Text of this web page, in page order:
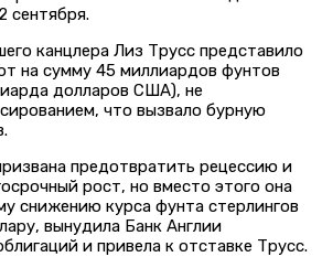
сентября.
канцлера Лиз Трусс представило
на сумму 45 миллиардов фунтов
долларов США), не
что вызвало бурную
предотвратить рецессию и
рост, но вместо этого она
снижению курса фунта стерлингов
вынудила Банк Англии
и привела к отставке Трусс.